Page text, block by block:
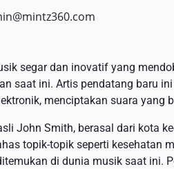
segar dan inovatif yang
saat ini. Artis pendatang baru
menciptakan suara yang
John Smith, berasal dari kota
topik-topik seperti kesehatan
di dunia musik saat ini.